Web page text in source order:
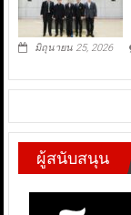
มิถุนายน 25, 2026
ผู้สนับสนุน